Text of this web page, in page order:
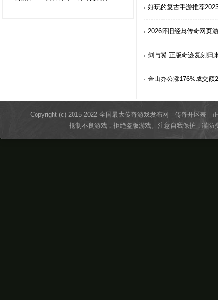
好玩的复古手游推荐
2026怀旧经典传奇网页
剑与翼 正版奇迹复刻归
金山办公涨176%成交
Copyright (c) 2015-2022 全国最大传奇游戏发布网 - 传奇开区表 -
抵制不良游戏，拒绝盗版游戏。注意自我保护，谨